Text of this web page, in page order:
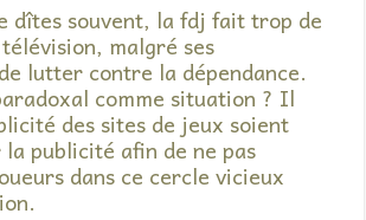
dîtes souvent, la fdj fait trop de
malgré ses
lutter contre la dépendance.
comme situation ? Il
des sites de jeux soient
publicité afin de ne pas
dans ce cercle vicieux